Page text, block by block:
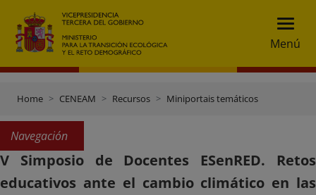
Menú
Home CENEAM Recursos Miniportais temáticos
Navegación
V Simposio de Docentes ESenRED. Retos
educativos ante el cambio climático en las